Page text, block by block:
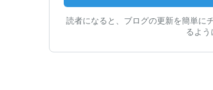
読者になると、ブログの更新を簡単に
るよう